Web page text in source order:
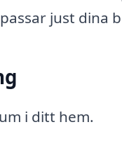
just dina
i ditt hem.